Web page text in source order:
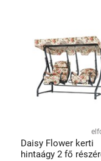
Daisy Flower kerti
hintaágy 2 fő